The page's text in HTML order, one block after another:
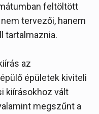
feltöltött
tervezői, hanem
tartalmaznia.
az
épületek kiviteli
kiírásokhoz vált
megszűnt a